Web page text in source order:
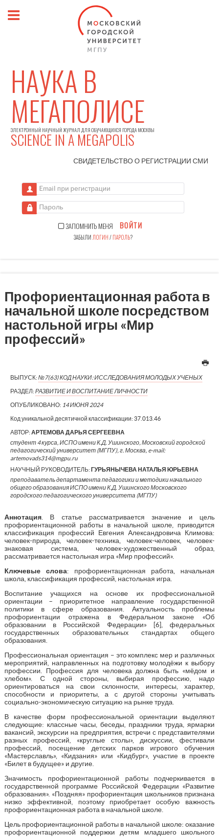
НАУКА В
МЕГАПОЛИСЕ
ЭЛЕКТРОННЫЙ НАУЧНЫЙ ЖУРНАЛ ДЛЯ ОБУЧАЮЩИХСЯ ГОРОДА МОСКВЫ
SCIENCE IN A MEGAPOLIS
СВИДЕТЕЛЬСТВО О РЕГИСТРАЦИИСМИ
Email при регистрации
Пароль
ЗАПОМНИТЬ МЕНЯ ВОЙТИ
ЗАБЫЛИ ЛОГИН/ПАРОЛЬ?
Профориентационная работа в
начальной школе посредством
настольной игры «Мир
профессий»
ВЫПУСК:№7(63) КОД НАУКИ: ИССЛЕДОВАНИЯ МОЛОДЫХ УЧЕНЫХ
РАЗДЕЛ:РАЗВИТИЕ И ВОСПИТАНИЕ ЛИЧНОСТИ
ОПУБЛИКОВАНО: 14 ИЮНЯ 2024
Код уникальной десятичной классификации: 37.013.46
АВТОР:АРТЕМОВА ДАРЬЯ СЕРГЕЕВНА
студент 4 курса, ИСПО имени К.Д. Ушинского, Московский городской
педагогический университет (МГПУ), г. Москва, e-mail:
artemovads314@mgpu.ru
НАУЧНЫЙ РУКОВОДИТЕЛЬ:ГУРЬЯНЫЧЕВА НАТАЛЬЯ ЮРЬЕВНА
преподаватель департамента педагогики и методики начального
общего образования ИСПО имени К.Д. Ушинского Московского
городского педагогического университета (МГПУ)
Аннотация. В статье рассматривается значение и цель
профориентационной работы в начальной школе, приводится
классификация профессий Евгения Александровича Климова:
человек-природа, человек-техника, человек-человек, человек-
знаковая система, человек-художественный образ,
рассматривается настольная игра «Мир профессий».
Ключевые слова: профориентационная работа, начальная
школа, классификация профессий, настольная игра.
Воспитание учащихся на основе их профессиональной
ориентации – приоритетное направление государственной
политики в сфере образования. Актуальность проблемы
профориентации отражена в Федеральном законе «Об
образовании в Российской Федерации» [6], федеральных
государственных образовательных стандартах общего
образования.
Профессиональная ориентация – это комплекс мер и различных
мероприятий, направленных на подготовку молодёжи к выбору
профессии. Профессия для человека должна быть «мёдом и
хлебом». С одной стороны, выбирая профессию, надо
ориентироваться на свои склонности, интересы, характер,
способности и приоритеты, а с другой стороны учитывать
социально-экономическую ситуацию на рынке труда.
В качестве форм профессиональной ориентации выделяют
следующие: классные часы, беседы, праздники труда, ярмарки
вакансий, экскурсии на предприятия, встречи с представителями
разных профессий, «круглые столы», дискуссии, фестивали
профессий, посещение детских парков игрового обучения
«Мастерславль», «Кидзания» или «Кидбург», участие в проекте
«Билет в будущее» и другие.
Значимость профориентационной работы подчеркивается в
государственной программе Российской Федерации «Развитие
образования». «Поздняя» профориентация школьников признана
низко эффективной, поэтому приобретает особую важность
профориентационная работа в начальной школе.
Цель профориентационной работы в начальной школе: оказание
профориентационной поддержки детям младшего школьного